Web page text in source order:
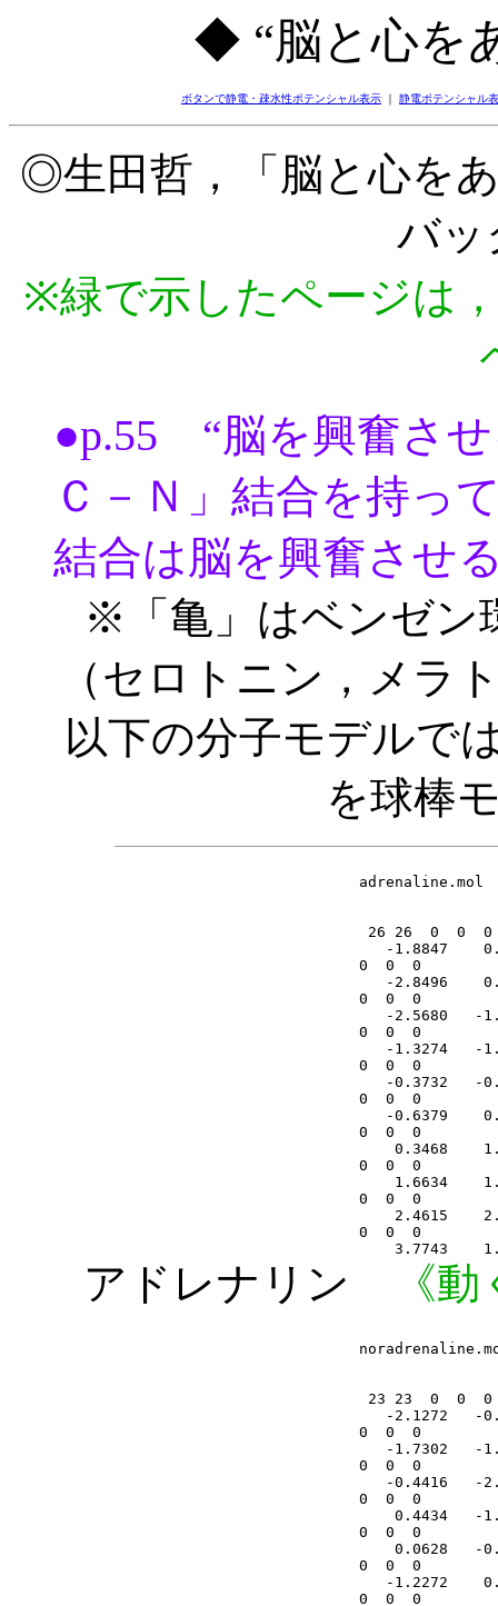
◆ “脳と心を
ボタンで静電・疎水性ポテンシャル表示 ｜ 静電ポテンシャル
◎生田哲，「脳と心を
バッ
※緑で示したページは
●p.55 “脳を興奮さ
Ｃ－Ｎ」結合を持っ
結合は脳を興奮させ
※「亀」はベンゼン
（セロトニン，メラ
以下の分子モデルで
を球棒
アドレナリン 《動